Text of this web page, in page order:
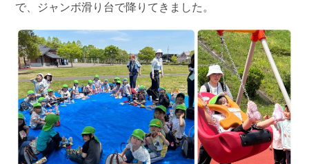
で、ジャンボ滑り台で降りてきました。